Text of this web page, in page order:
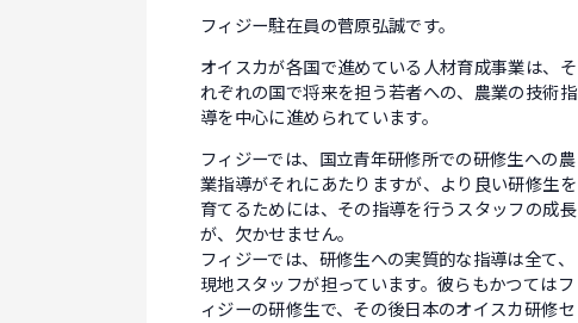
フィジー駐在員の菅原弘誠です。
オイスカが各国で進めている人材育成事業は、そ
れぞれの国で将来を担う若者への、農業の技術指
導を中心に進められています。
フィジーでは、国立青年研修所での研修生への農
業指導がそれにあたりますが、より良い研修生を
育てるためには、その指導を行うスタッフの成長
が、欠かせません。
フィジーでは、研修生への実質的な指導は全て、
現地スタッフが担っています。彼らもかつてはフ
ィジーの研修生で、その後日本のオイスカ研修セ